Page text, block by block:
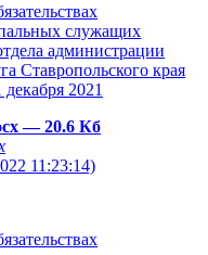
служащих
администрации
Ставропольского края
2021
— 20.6 Кб
11:23:14)